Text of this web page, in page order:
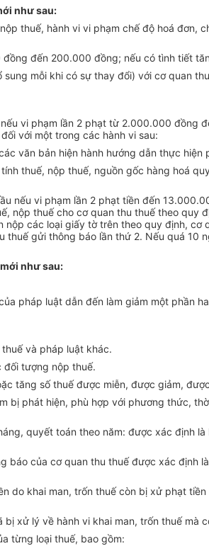
như sau:
thuế, hành vi vi phạm chế độ hoá
đến 200.000 đồng; nếu có tình tiết
mỗi khi có sự thay đổi) với cơ quan
vi phạm lần 2 phạt từ 2.000.000
với một trong các hành vi sau:
văn bản hiện hành hướng dẫn thực hiện
thuế, nộp thuế, nguồn gốc hàng hoá
nếu vi phạm lần 2 phạt tiền đến
nộp thuế cho cơ quan thu thuế theo
các loại giấy tờ trên theo quy định,
gửi thông báo lần thứ 2. Nếu quá
như sau:
pháp luật dẫn đến làm giảm một phần
và pháp luật khác.
đối tượng nộp thuế.
tăng số thuế được miễn, được giảm,
bị phát hiện, phù hợp với phương thức,
quyết toán theo năm: được xác định
của cơ quan thu thuế được xác định
do khai man, trốn thuế còn bị xử phạt
xử lý về hành vi khai man, trốn thuế
từng loại thuế, bao gồm: